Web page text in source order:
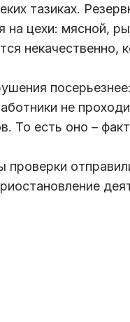
тазиках.
на цехи: мясной,
некачественно,
не
То есть оно –
проверки